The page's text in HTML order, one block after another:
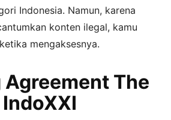
Indonesia. Namun, karena
konten ilegal, kamu
mengaksesnya.
The